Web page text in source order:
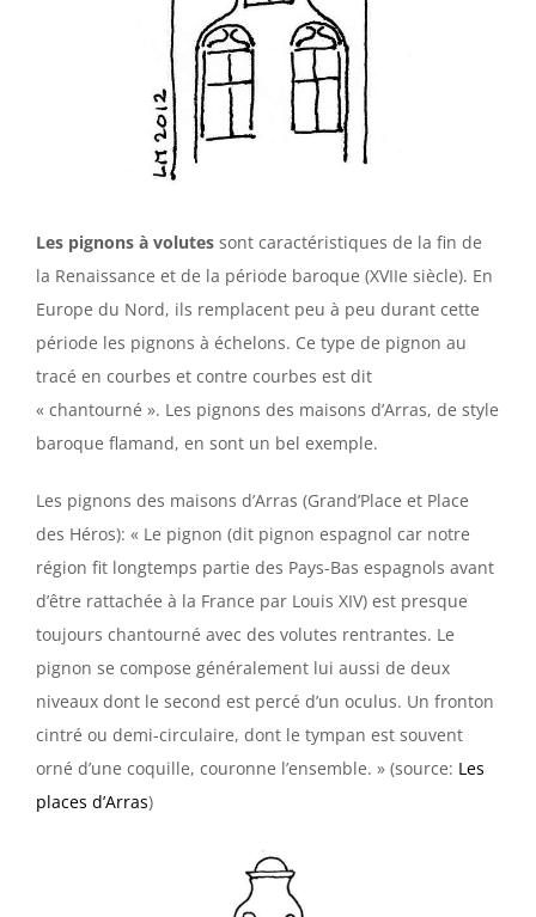
Les pignons à volutes sont caractéristiques de la fin de
la Renaissance et de la période baroque (XVIIe siècle). En
Europe du Nord, ils remplacent peu à peu durant cette
période les pignons à échelons. Ce type de pignon au
tracé en courbes et contre courbes est dit
« chantourné ». Les pignons des maisons d’Arras, de style
baroque flamand, en sont un bel exemple.
Les pignons des maisons d’Arras (Grand’Place et Place
des Héros): « Le pignon (dit pignon espagnol car notre
région fit longtemps partie des Pays-Bas espagnols avant
d’être rattachée à la France par Louis XIV) est presque
toujours chantourné avec des volutes rentrantes. Le
pignon se compose généralement lui aussi de deux
niveaux dont le second est percé d’un oculus. Un fronton
cintré ou demi-circulaire, dont le tympan est souvent
orné d’une coquille, couronne l’ensemble. » (source: Les
places d’Arras)